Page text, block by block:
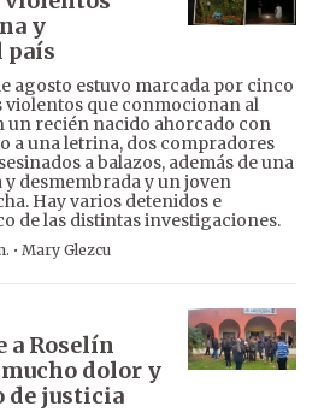
y
país
agosto estuvo marcada por cinco
que conmocionan al
un recién nacido ahorcado con
a una letrina, dos compradores
a balazos, además de una
y desmembrada y un joven
Hay varios detenidos e
de las distintas investigaciones.
· Mary Glezcu
a Roselín
dolor y
de justicia